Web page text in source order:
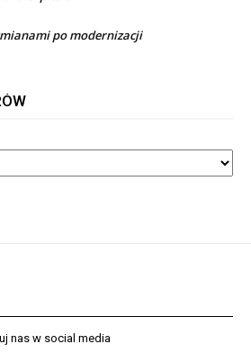
po modernizacji
nas w social media